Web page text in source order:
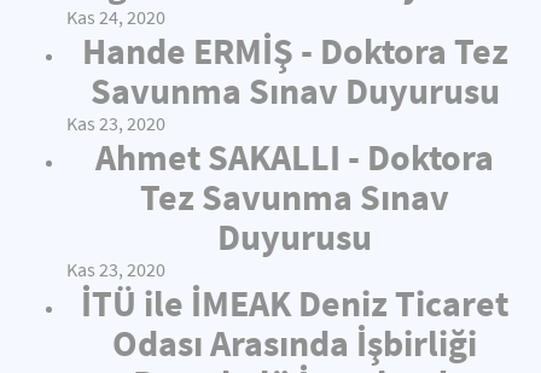
Kas 24, 2020
Hande ERMİŞ - Doktora Tez
Savunma Sınav Duyurusu
Kas 23, 2020
Ahmet SAKALLI - Doktora
Tez Savunma Sınav
Duyurusu
Kas 23, 2020
İTÜ ile İMEAK Deniz Ticaret
Odası Arasında İşbirliği